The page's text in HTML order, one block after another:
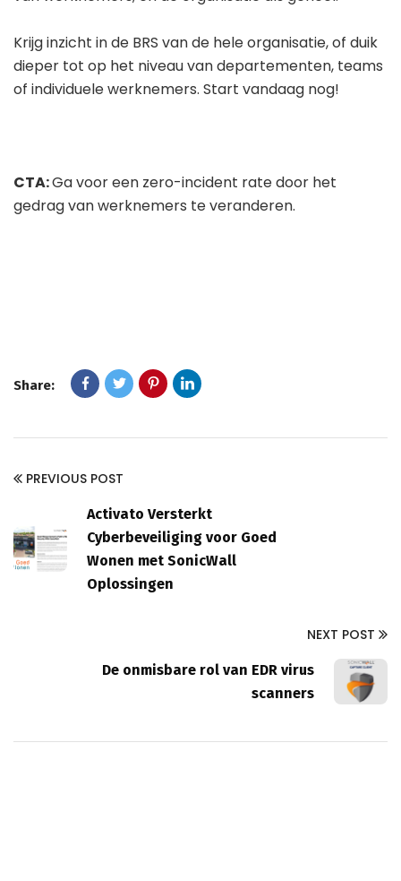
Krijg inzicht in de BRS van de hele organisatie, of duik
dieper tot op het niveau van departementen, teams
of individuele werknemers. Start vandaag nog!
CTA:Ga voor een zero-incident rate door het
gedrag van werknemers te veranderen.
Share:
PREVIOUS POST
Activato Versterkt
Cyberbeveiliging voor Goed
Wonen met SonicWall
Oplossingen
NEXT POST
De onmisbare rol van EDR virus
scanners